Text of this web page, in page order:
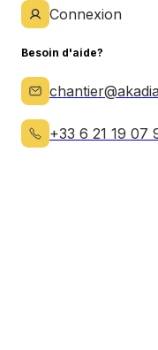
Connexion
Besoin d'aide?
+33 6 21 19 07